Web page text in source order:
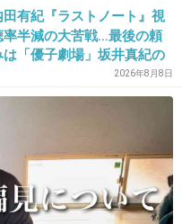
-14
行ったときに
の警備はちゃんと
田有紀『ラストノート』視
率半減の大苦戦…最後の頼
は「優子劇場」坂井真紀の
猟奇的演技” が救いの神にな
か
2026年8月8日